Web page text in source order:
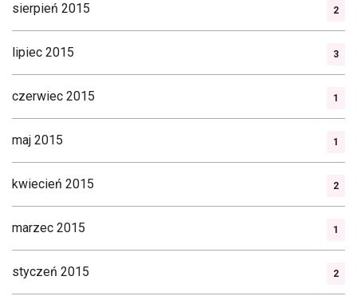
sierpień 2015 2
lipiec 2015 3
czerwiec 2015 1
maj 2015 1
kwiecień 2015 2
marzec 2015 1
styczeń 2015 2